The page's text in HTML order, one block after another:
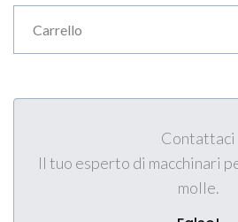
Contattaci
Il tuo esperto di macchinari
molle.